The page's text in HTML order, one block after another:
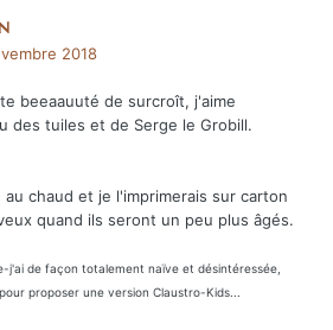
2018
beeaauuté de surcroît, j'aime
des tuiles et de Serge le Grobill.
chaud et je l'imprimerais sur carton
quand ils seront un peu plus âgés.
j'ai de façon totalement naïve et désintéressée
proposer une version Claustro-Kids...